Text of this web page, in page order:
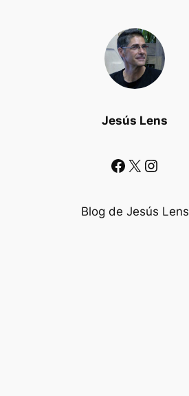
Jesús Lens
Facebook X Instagram
Blog de Jesús Lens